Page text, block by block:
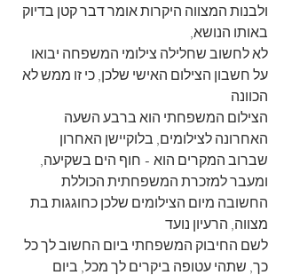
ולבנות המצווה היקרות אומר דבר קטן בדיוק
באותו הנושא,
לא לחשוב שחלילה צילומי המשפחה יבואו
על חשבון הצילום האישי שלכן, כי זו ממש לא
הכוונה
הצילום המשפחתי הוא ברבע השעה
האחרונה לצילומים, בלוקיישן האחרון
שברוב המקרים הוא - חוף הים בשקיעה,
ומעבר למזכרת המשפחתית הכוללת
החשובה מיום הצילומים שלכן כחוגגות בת
מצווה, הרעיון נועד
לשם החיבוק המשפחתי ביום החשוב לך כל
כך, שתהי עטופה ביקרים לך מכל, ביום